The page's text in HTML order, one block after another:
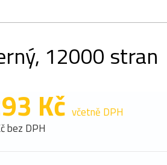
12000 stran
Kč včetně DPH
bez DPH